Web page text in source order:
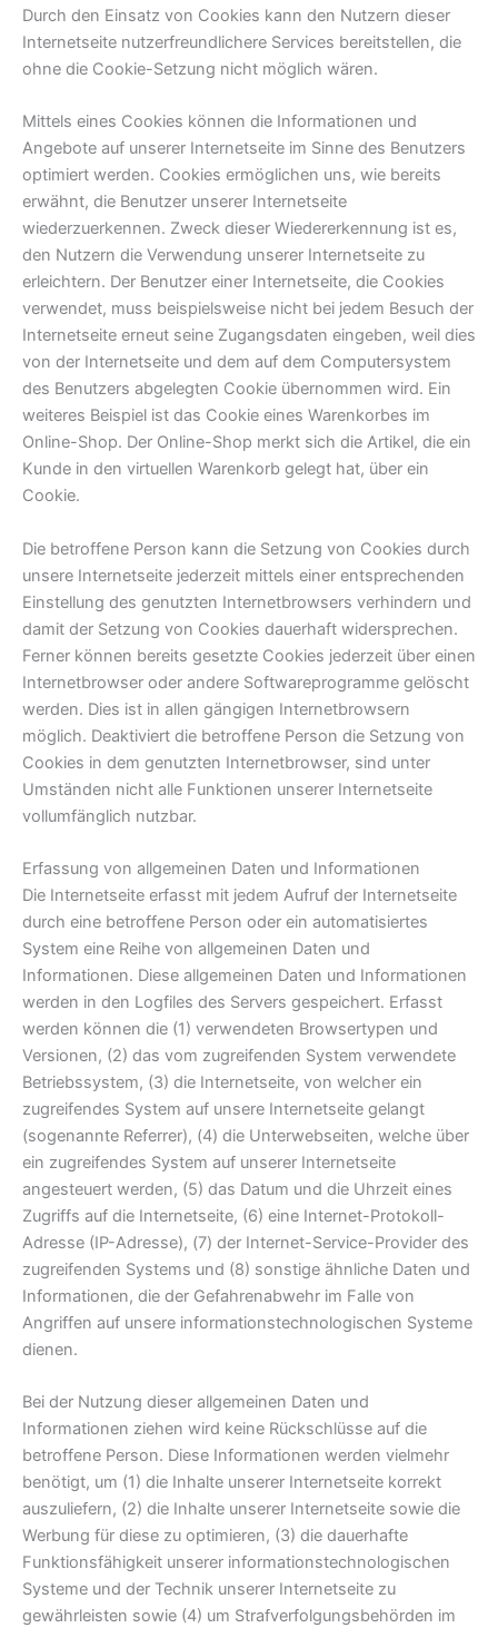
Durch den Einsatz von Cookies kann den Nutzern dieser
Internetseite nutzerfreundlichere Services bereitstellen, die
ohne die Cookie-Setzung nicht möglich wären.
Mittels eines Cookies können die Informationen und
Angebote auf unserer Internetseite im Sinne des Benutzers
optimiert werden. Cookies ermöglichen uns, wie bereits
erwähnt, die Benutzer unserer Internetseite
wiederzuerkennen. Zweck dieser Wiedererkennung ist es,
den Nutzern die Verwendung unserer Internetseite zu
erleichtern. Der Benutzer einer Internetseite, die Cookies
verwendet, muss beispielsweise nicht bei jedem Besuch der
Internetseite erneut seine Zugangsdaten eingeben, weil dies
von der Internetseite und dem auf dem Computersystem
des Benutzers abgelegten Cookie übernommen wird. Ein
weiteres Beispiel ist das Cookie eines Warenkorbes im
Online-Shop. Der Online-Shop merkt sich die Artikel, die ein
Kunde in den virtuellen Warenkorb gelegt hat, über ein
Cookie.
Die betroffene Person kann die Setzung von Cookies durch
unsere Internetseite jederzeit mittels einer entsprechenden
Einstellung des genutzten Internetbrowsers verhindern und
damit der Setzung von Cookies dauerhaft widersprechen.
Ferner können bereits gesetzte Cookies jederzeit über einen
Internetbrowser oder andere Softwareprogramme gelöscht
werden. Dies ist in allen gängigen Internetbrowsern
möglich. Deaktiviert die betroffene Person die Setzung von
Cookies in dem genutzten Internetbrowser, sind unter
Umständen nicht alle Funktionen unserer Internetseite
vollumfänglich nutzbar.
Erfassung von allgemeinen Daten und Informationen
Die Internetseite erfasst mit jedem Aufruf der Internetseite
durch eine betroffene Person oder ein automatisiertes
System eine Reihe von allgemeinen Daten und
Informationen. Diese allgemeinen Daten und Informationen
werden in den Logfiles des Servers gespeichert. Erfasst
werden können die (1) verwendeten Browsertypen und
Versionen, (2) das vom zugreifenden System verwendete
Betriebssystem, (3) die Internetseite, von welcher ein
zugreifendes System auf unsere Internetseite gelangt
(sogenannte Referrer), (4) die Unterwebseiten, welche über
ein zugreifendes System auf unserer Internetseite
angesteuert werden, (5) das Datum und die Uhrzeit eines
Zugriffs auf die Internetseite, (6) eine Internet-Protokoll-
Adresse (IP-Adresse), (7) der Internet-Service-Provider des
zugreifenden Systems und (8) sonstige ähnliche Daten und
Informationen, die der Gefahrenabwehr im Falle von
Angriffen auf unsere informationstechnologischen Systeme
dienen.
Bei der Nutzung dieser allgemeinen Daten und
Informationen ziehen wird keine Rückschlüsse auf die
betroffene Person. Diese Informationen werden vielmehr
benötigt, um (1) die Inhalte unserer Internetseite korrekt
auszuliefern, (2) die Inhalte unserer Internetseite sowie die
Werbung für diese zu optimieren, (3) die dauerhafte
Funktionsfähigkeit unserer informationstechnologischen
Systeme und der Technik unserer Internetseite zu
gewährleisten sowie (4) um Strafverfolgungsbehörden im